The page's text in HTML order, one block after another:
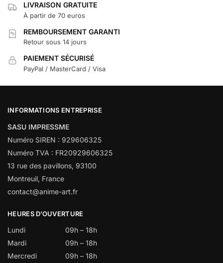
LIVRAISON GRATUITE
À partir de 70 euros
REMBOURSEMENT GARANTI
Retour sous 14 jours
PAIEMENT SÉCURISÉ
PayPal / MasterCard / Visa
INFORMATIONS ENTREPRISE
SASU IMPRESSME
Numéro SIREN : 929606325
Numéro TVA : FR20929606325
13 rue des pavillons, 93100
Montreuil, France
contact@anime-art.fr
HEURES D’OUVERTURE
Lundi
09h – 18h
Mardi
09h – 18h
Mercredi
09h – 18h